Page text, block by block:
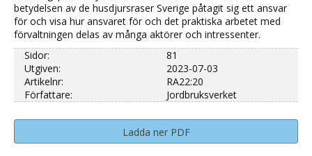
betydelsen av de husdjursraser Sverige påtagit sig ett ansvar
för och visa hur ansvaret för och det praktiska arbetet med
förvaltningen delas av många aktörer och intressenter.
Ladda ner PDF
Sidor:
81
Utgiven:
2023-07-03
Artikelnr:
RA22:20
Författare:
Jordbruksverket